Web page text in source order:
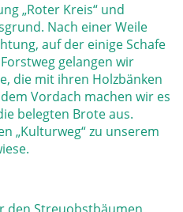
„Roter Kreis“ und
Nach einer Weile
auf der einige Schafe
gelangen wir
die mit ihren Holzbänken
Vordach machen wir es
belegten Brote aus.
„Kulturweg“ zu unserem